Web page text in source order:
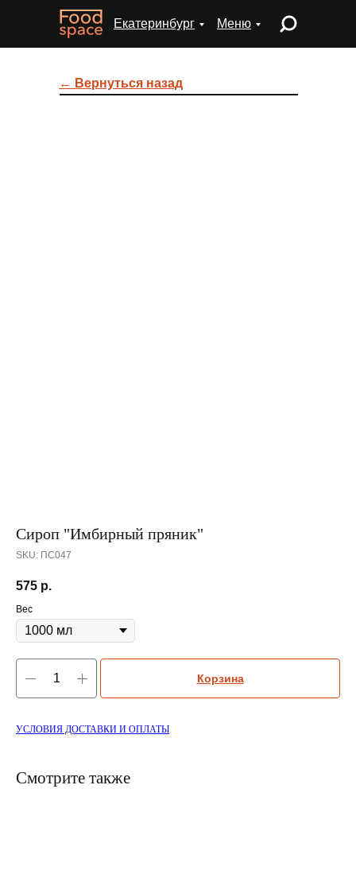
← Вернуться назад
Меню
Екатеринбург
Сироп "Имбирный пряник"
SKU: ПС047
575 р.
Вес
Корзина
УСЛОВИЯ ДОСТАВКИ И ОПЛАТЫ
Смотрите также